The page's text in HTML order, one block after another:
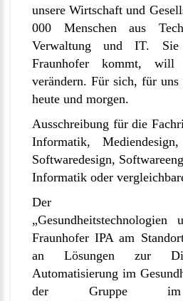
unsere Wirtschaft und
000 Menschen aus
Verwaltung und IT.
Fraunhofer kommt,
verändern. Für sich, für
heute und morgen.
Ausschreibung für die
Informatik,
Softwaredesign,
Informatik oder
Der
„Gesundheitstechnologien
Fraunhofer IPA am
an Lösungen zur
Automatisierung im
der Gruppe im